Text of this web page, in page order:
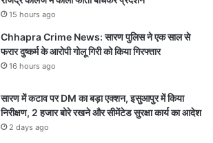
15 hours ago
Chhapra Crime News: सारण पुलिस ने एक साल से
फरार दुष्कर्म के आरोपी गोलू गिरी को किया गिरफ्तार
16 hours ago
सारण में कटाव पर DM का बड़ा एक्शन, इसुआपुर में किया
निरीक्षण, 2 हजार बोरे रखने और सीमेंटेड सुरक्षा कार्य का आदेश
2 days ago